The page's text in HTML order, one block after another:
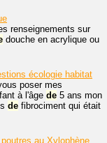
renseignements sur
douche en acrylique ou
écologie habitat
poser mes
à l'âge de 5 ans mon
de fibrociment qui était
poutres au Xylophène